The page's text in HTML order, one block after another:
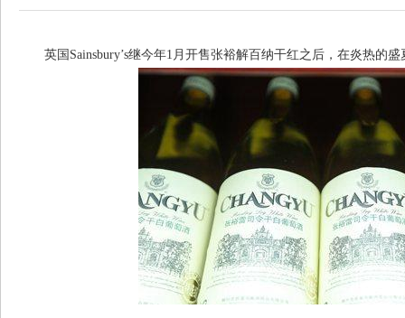
英国Sainsbury’s继今年1月开售张裕解百纳干红之后，在炎热的